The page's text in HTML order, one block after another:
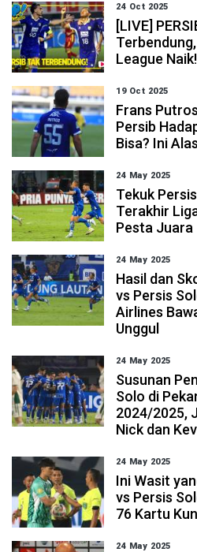
24 Oct 2025
[LIVE]
League Naik!
19 Oct 2025
Frans
Persib
Bisa? Ini
24 May 2025
Tekuk
Terakhir
Pesta Juara
24 May 2025
Hasil dan
vs Persis
Airlines
Unggul
24 May 2025
Susunan
Solo di
2024/2025,
Nick dan
24 May 2025
Ini Wasit
vs Persis
76 Kartu
24 May 2025